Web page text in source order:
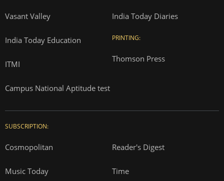
Vasant Valley
India Today Education
ITMI
Campus National Aptitude test
India Today Diaries
PRINTING:
Thomson Press
SUBSCRIPTION:
Cosmopolitan Reader's Digest
Music Today Time